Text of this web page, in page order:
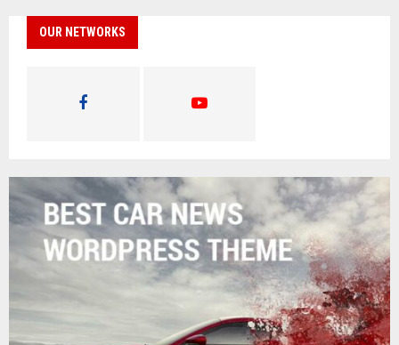
OUR NETWORKS